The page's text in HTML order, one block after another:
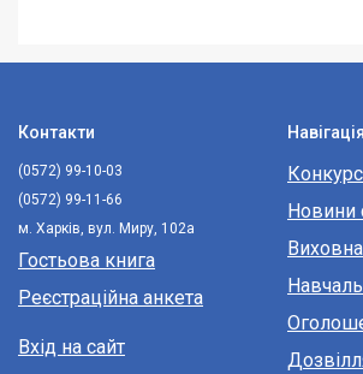
Новини
Контакти
(0572) 99-10-03
(0572) 99-11-66
м. Харків, вул. Миру, 102а
Гостьова книга
Реєстраційна анкета
Вхід на сайт